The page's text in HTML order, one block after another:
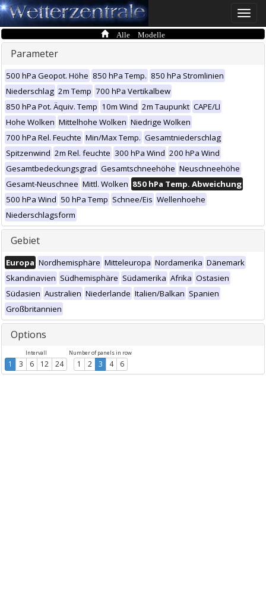
Toggle
Alle Modelle
Parameter
500 hPa Geopot. Höhe 850 hPa Temp. 850 hPa Stromlinien
Niederschlag 2m Temp 700 hPa Vertikalbew
850 hPa Pot. Äquiv. Temp 10m Wind 2m Taupunkt CAPE/LI
Hohe Wolken Mittelhohe Wolken Niedrige Wolken
700 hPa Rel. Feuchte Min/Max Temp. Gesamtniederschlag
Spitzenwind 2m Rel. feuchte 300 hPa Wind 200 hPa Wind
Gesamtbedeckungsgrad Gesamtschneehöhe Neuschneehöhe
Gesamt-Neuschnee Mittl. Wolken 850 hPa Temp. Abweichung
500 hPa Wind 50 hPa Temp Schnee/Eis Wellenhoehe
Niederschlagsform
Gebiet
Europa Nordhemisphäre Mitteleuropa Nordamerika Dänemark
Skandinavien Südhemisphäre Südamerika Afrika Ostasien
Südasien Australien Niederlande Italien/Balkan Spanien
Großbritannien
Options
Intervall
1 3 6 12 24
Number of panels in row
1 2 3 4 6